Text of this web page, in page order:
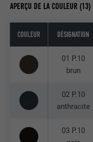
APERÇU DE LA COULEUR (13)
COULEUR DÉSIGNATION
01 P.10
brun
02 P.10
anthracite
03 P.10